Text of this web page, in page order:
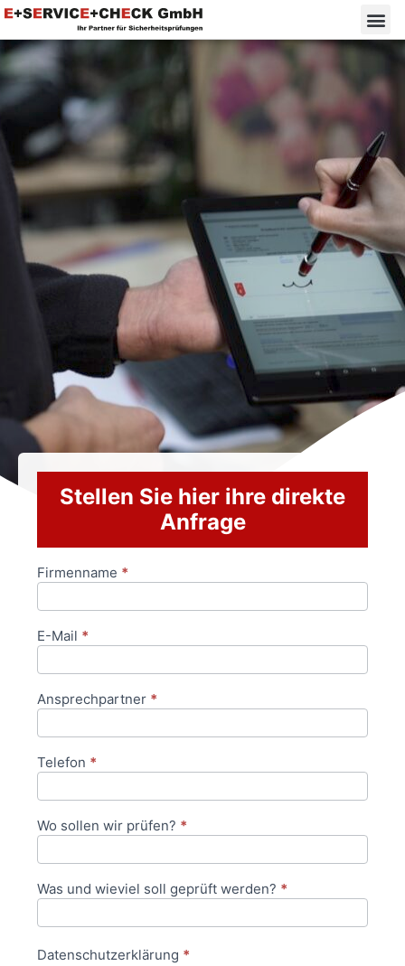
Stellen Sie hier ihre direkte
Anfrage
Anfrageformular
Firmenname *
E-Mail *
Ansprechpartner *
Telefon *
Wo sollen wir prüfen? *
Was und wieviel soll geprüft werden? *
Datenschutzerklärung *